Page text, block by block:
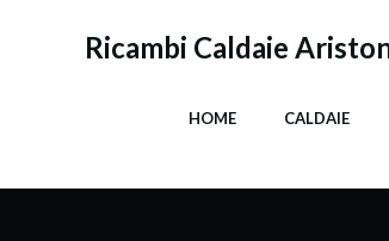
Ricambi Caldaie
HOME CALDAIE